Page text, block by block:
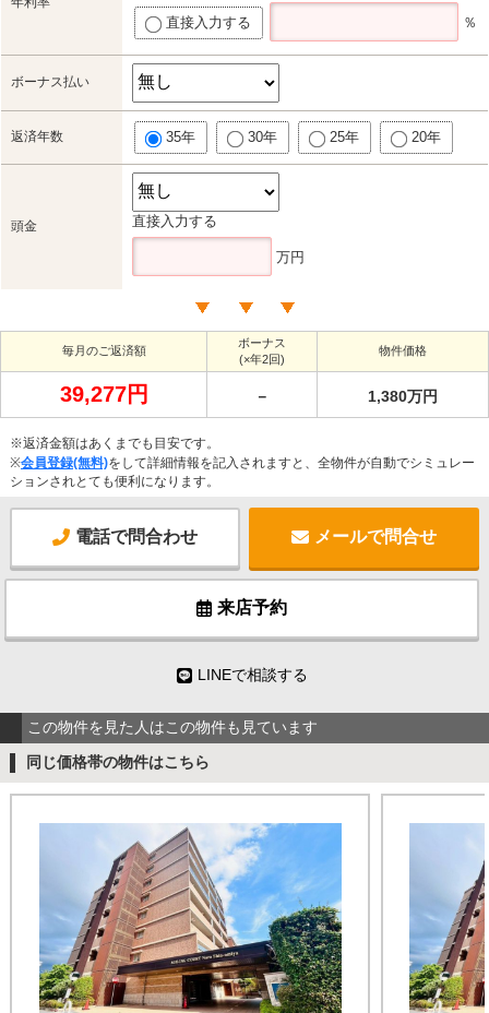
直接入力する ％
ボーナス払い
返済年数 35年 30年 25年 20年
頭金 直接入力する
万円
毎月のご返済額
ボーナス
(×年2回)
物件価格
39,277円 － 1,380万円
※返済金額はあくまでも目安です。
※会員登録(無料)をして詳細情報を記入されますと、全物件が自動でシミュレー
ションされとても便利になります。
電話で問合わせ メールで問合せ
来店予約
LINEで相談する
この物件を見た人はこの物件も見ています
同じ価格帯の物件はこちら